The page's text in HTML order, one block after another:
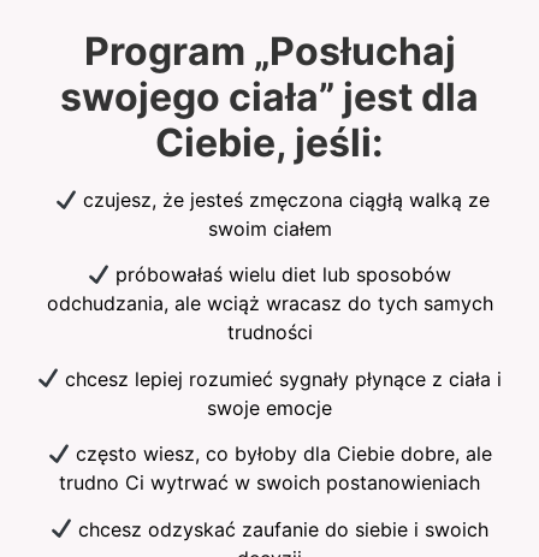
Program „Posłuchaj
swojego ciała” jest dla
Ciebie, jeśli:
czujesz, że jesteś zmęczona ciągłą walką ze
swoim ciałem
próbowałaś wielu diet lub sposobów
odchudzania, ale wciąż wracasz do tych samych
trudności
chcesz lepiej rozumieć sygnały płynące z ciała i
swoje emocje
często wiesz, co byłoby dla Ciebie dobre, ale
trudno Ci wytrwać w swoich postanowieniach
chcesz odzyskać zaufanie do siebie i swoich